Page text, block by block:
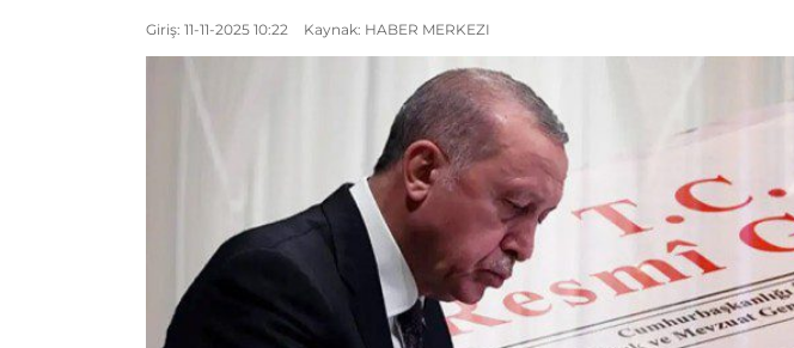
Giriş: 11-11-2025 10:22 Kaynak: HABER MERKEZI